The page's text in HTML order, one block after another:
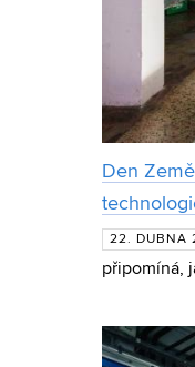
Den
22. DUBNA
připomíná,